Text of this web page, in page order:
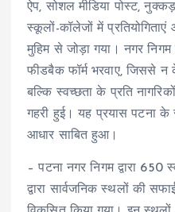
ऐप, सोशल मीडिया पोस्ट,
स्कूलों-कॉलेजों में
मुहिम से जोड़ा गया। नगर
फीडबैक फॉर्म भरवाए, जिससे न
बल्कि स्वच्छता के प्रति
गहरी हुई। यह प्रयास पटना
आधार साबित हुआ।
– पटना नगर निगम द्वारा
द्वारा सार्वजनिक स्थलों की